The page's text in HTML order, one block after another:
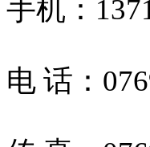
手机：
电 话：